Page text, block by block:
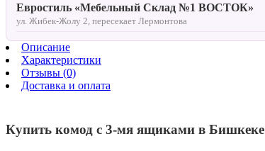
Евростиль «Мебельный Склад №1 ВОСТОК»
ул. Жибек-Жолу 2, пересекает Лермонтова
Описание
Характеристики
Отзывы (0)
Доставка и оплата
Купить комод с 3-мя ящиками в Бишкеке